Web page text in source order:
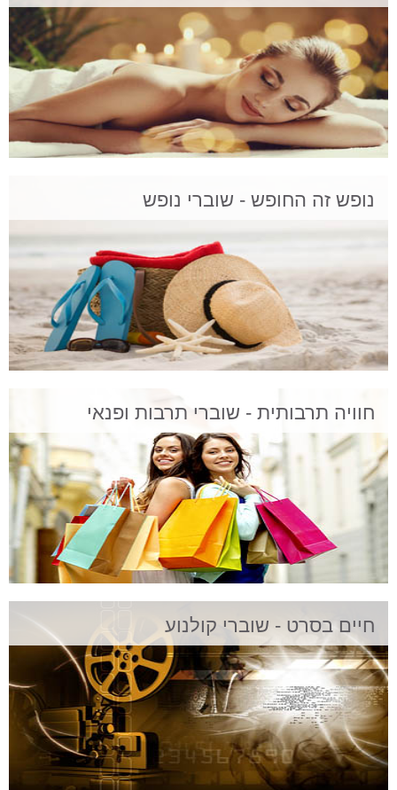
נופש זה החופש - שוברי נופש
חוויה תרבותית - שוברי תרבות ופנאי
חיים בסרט - שוברי קולנוע